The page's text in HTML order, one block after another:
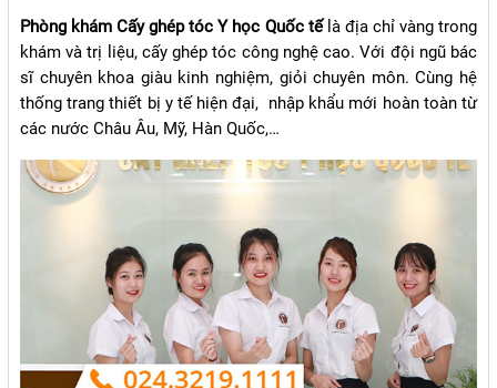
Phòng khám Cấy ghép tóc Y học Quốc tếlà địa chỉ vàng trong
khám và trị liệu, cấy ghép tóc công nghệ cao. Với đội ngũ bác
sĩ chuyên khoa giàu kinh nghiệm, giỏi chuyên môn. Cùng hệ
thống trang thiết bị y tế hiện đại, nhập khẩu mới hoàn toàn từ
các nước Châu Âu, Mỹ, Hàn Quốc,…